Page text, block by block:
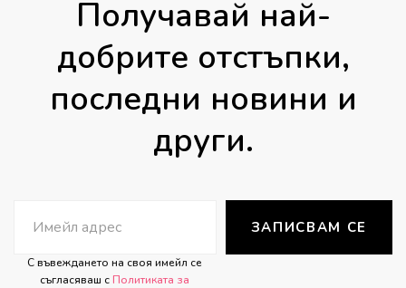
Получавай най-
добрите отстъпки,
последни новини и
други.
С въвеждането на своя имейл се
съгласяваш с Политиката за
ЗАПИСВАМ СЕ